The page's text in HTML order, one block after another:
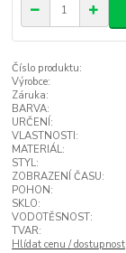
Číslo produktu:
Výrobce:
Záruka:
BARVA:
URČENÍ:
VLASTNOSTI:
MATERIÁL:
STYL:
ZOBRAZENÍ ČASU:
POHON:
SKLO:
VODOTĚSNOST:
TVAR:
Hlídat cenu / dostupnost